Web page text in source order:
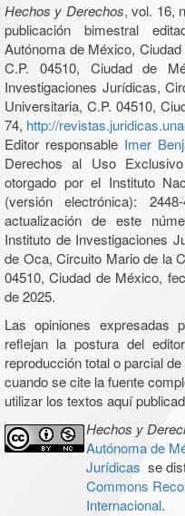
Hechos y Derechos, vol. 16,
publicación bimestral
Autónoma de México,
C.P. 04510, Ciudad de
Investigaciones Jurídicas,
Universitaria, C.P. 04510,
74, http://
Editor responsable Imer
Derechos al Uso Exclusivo
otorgado por el Instituto
(versión electrónica):
actualización de este
Instituto de Investigaciones
de Oca, Circuito Mario de la
04510, Ciudad de México,
de 2025.
Las opiniones expresadas
reflejan la postura del
reproducción total o parcial
cuando se cite la fuente
utilizar los textos aquí
Hechos y
Autónoma de
Jurídicas se
Commons
Internacional.